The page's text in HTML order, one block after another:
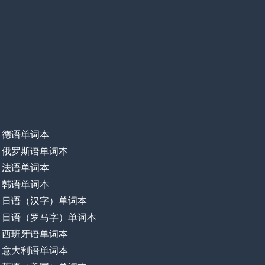
德语单词本
俄罗斯语单词本
法语单词本
韩语单词本
日语（汉字）单词本
日语（罗马字）单词本
西班牙语单词本
意大利语单词本